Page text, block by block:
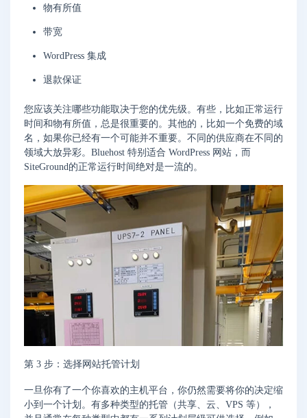
物有所值
带宽
WordPress 集成
退款保证
您应该关注哪些功能取决于您的优先级。有些，比如正常运行
时间和物有所值，总是很重要的。其他的，比如一个免费的域
名，如果你已经有一个可能并不重要。不同的供应商在不同的
领域大放异彩。Bluehost 特别适合 WordPress 网站，而
SiteGround的正常运行时间绝对是一流的。
第 3 步：选择网站托管计划
一旦你有了一个你喜欢的主机平台，你仍然需要将你的决定缩
小到一个计划。有多种类型的托管（共享、云、VPS 等），